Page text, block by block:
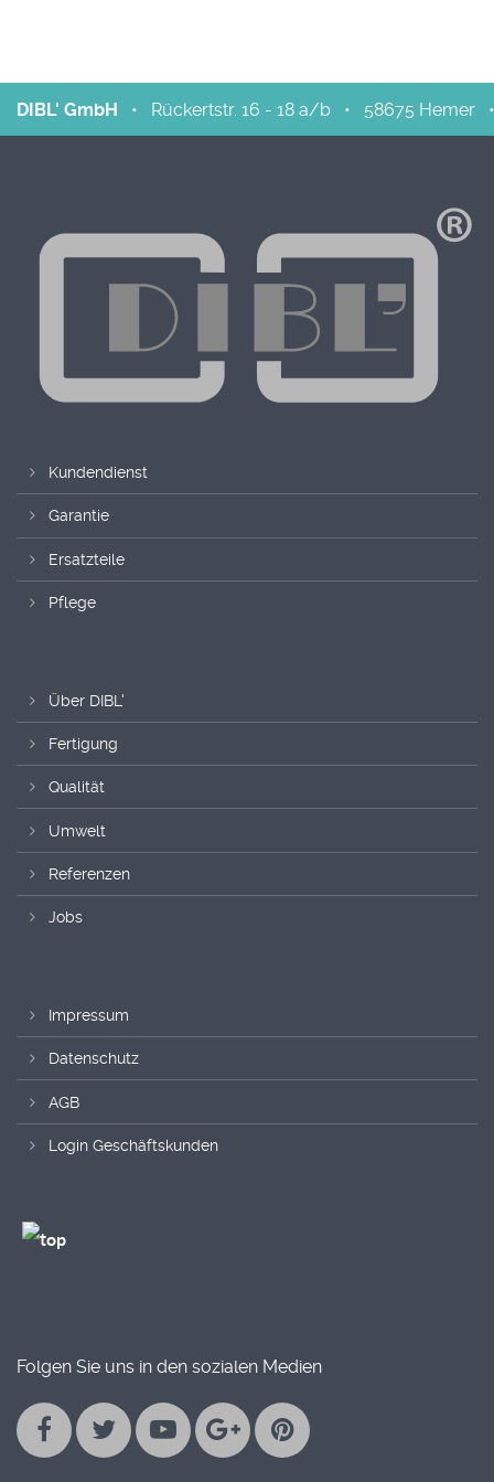
DIBL' GmbH • Rückertstr. 16 - 18 a/b • 58675 Hemer
Kundendienst
Garantie
Ersatzteile
Pflege
Über DIBL'
Fertigung
Qualität
Umwelt
Referenzen
Jobs
Impressum
Datenschutz
AGB
Login Geschäftskunden
Folgen Sie uns in den sozialen Medien